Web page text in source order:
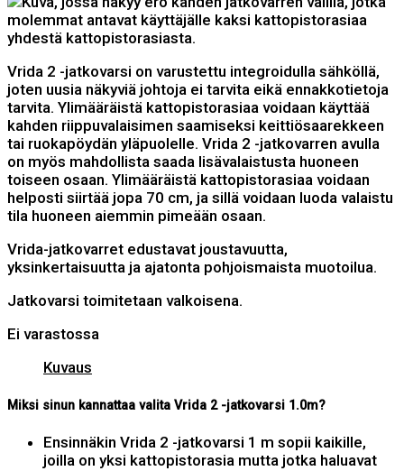
Vrida 2 -jatkovarsi on varustettu integroidulla sähköllä,
joten uusia näkyviä johtoja ei tarvita eikä ennakkotietoja
tarvita. Ylimääräistä kattopistorasiaa voidaan käyttää
kahden riippuvalaisimen saamiseksi keittiösaarekkeen
tai ruokapöydän yläpuolelle. Vrida 2 -jatkovarren avulla
on myös mahdollista saada lisävalaistusta huoneen
toiseen osaan. Ylimääräistä kattopistorasiaa voidaan
helposti siirtää jopa 70 cm, ja sillä voidaan luoda valaistu
tila huoneen aiemmin pimeään osaan.
Vrida-jatkovarret edustavat joustavuutta,
yksinkertaisuutta ja ajatonta pohjoismaista muotoilua.
Jatkovarsi toimitetaan valkoisena.
Ei varastossa
Kuvaus
Miksi sinun kannattaa valita Vrida 2 -jatkovarsi 1.0m?
Ensinnäkin Vrida 2 -jatkovarsi 1 m sopii kaikille,
joilla on yksi kattopistorasia mutta jotka haluavat